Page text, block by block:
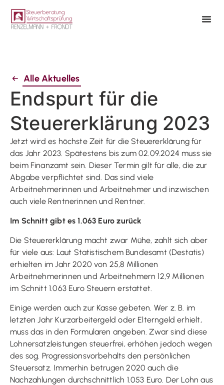
Alle Aktuelles
Endspurt für die
Steuererklärung 2023
Jetzt wird es höchste Zeit für die Steuererklärung für
das Jahr 2023. Spätestens bis zum 02.09.2024 muss sie
beim Finanzamt sein. Dieser Termin gilt für alle, die zur
Abgabe verpflichtet sind. Das sind viele
Arbeitnehmerinnen und Arbeitnehmer und inzwischen
auch viele Rentnerinnen und Rentner.
Im Schnitt gibt es 1.063 Euro zurück
Die Steuererklärung macht zwar Mühe, zahlt sich aber
für viele aus: Laut Statistischem Bundesamt (Destatis)
erhielten im Jahr 2020 von 25,8 Millionen
Arbeitnehmerinnen und Arbeitnehmern 12,9 Millionen
im Schnitt 1.063 Euro Steuern erstattet.
Einige werden auch zur Kasse gebeten. Wer z. B. im
letzten Jahr Kurzarbeitergeld oder Elterngeld erhielt,
muss das in den Formularen angeben. Zwar sind diese
Lohnersatzleistungen steuerfrei, erhöhen jedoch wegen
des sog. Progressionsvorbehalts den persönlichen
Steuersatz. Immerhin betrugen 2020 auch die
Nachzahlungen durchschnittlich 1.053 Euro. Der Lohn aus